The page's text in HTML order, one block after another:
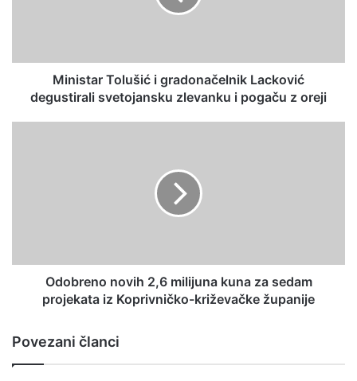
Ministar Tolušić i gradonačelnik Lacković
degustirali svetojansku zlevanku i pogaču z oreji
Odobreno novih 2,6 milijuna kuna za sedam
projekata iz Koprivničko-križevačke županije
Povezani članci